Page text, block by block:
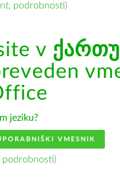
, podrobnosti)
v
jeziku?
VMESNIK
podrobnosti)